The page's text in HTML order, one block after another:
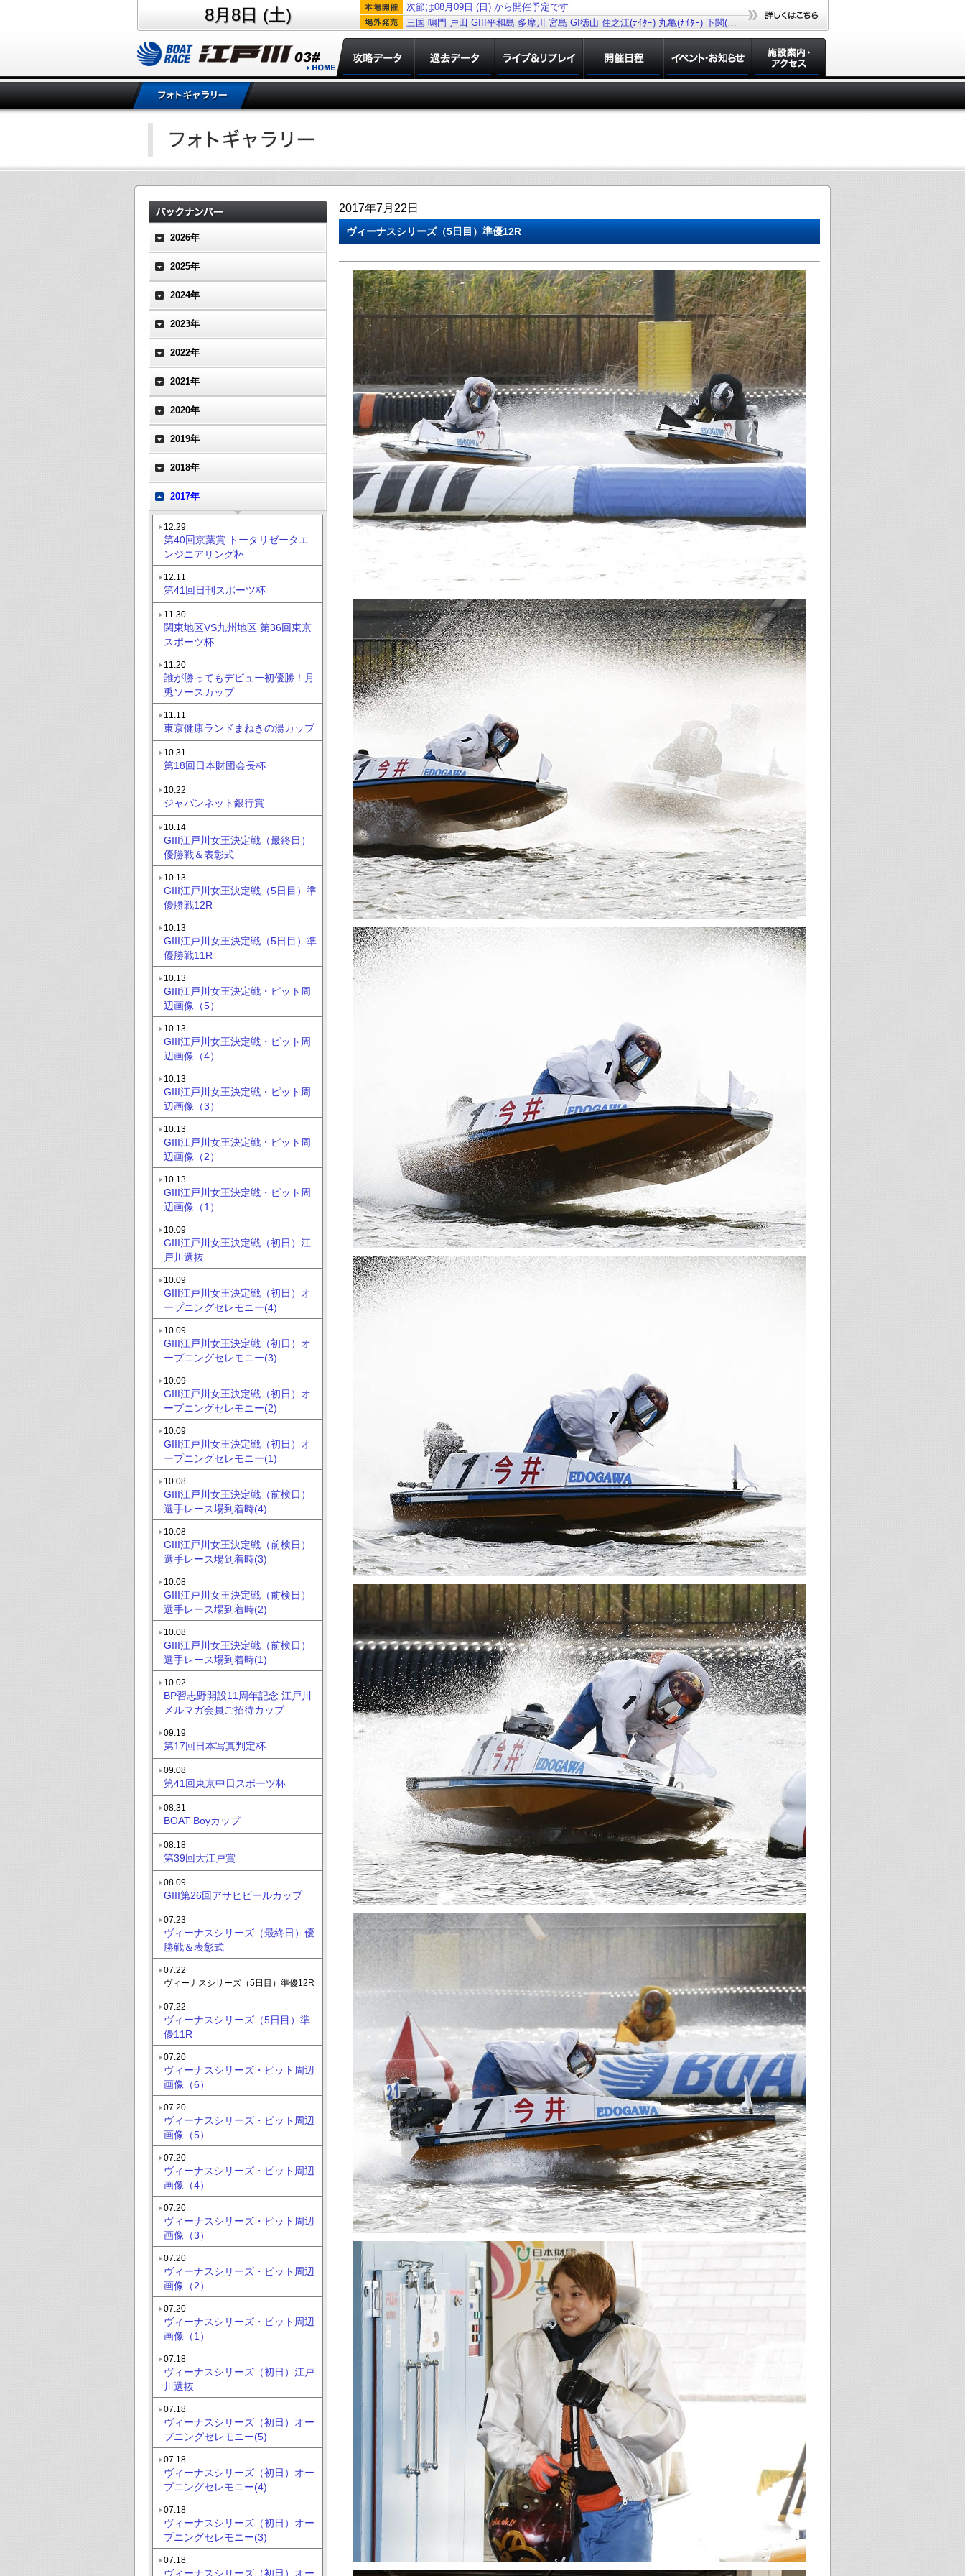
8月8日 (土)
次節は08月09日 (日) から開催予定です
三国 鳴門 戸田 GIII平和島 多摩川 宮島 GI徳山 住之江(ﾅｲﾀｰ) 丸亀(ﾅｲﾀｰ) 下関(ﾅｲﾀｰ) 若松(ﾅｲﾀｰ)
2026年
2025年
2024年
2023年
2022年
2021年
2020年
2019年
2018年
2017年
12.29
第40回京葉賞 トータリゼータエ
ンジニアリング杯
12.11
第41回日刊スポーツ杯
11.30
関東地区VS九州地区 第36回東京
スポーツ杯
11.20
誰が勝ってもデビュー初優勝！月
兎ソースカップ
11.11
東京健康ランドまねきの湯カップ
10.31
第18回日本財団会長杯
10.22
ジャパンネット銀行賞
10.14
GIII江戸川女王決定戦（最終日）
優勝戦＆表彰式
10.13
GIII江戸川女王決定戦（5日目）準
優勝戦12R
10.13
GIII江戸川女王決定戦（5日目）準
優勝戦11R
10.13
GIII江戸川女王決定戦・ピット周
辺画像（5）
10.13
GIII江戸川女王決定戦・ピット周
辺画像（4）
10.13
GIII江戸川女王決定戦・ピット周
辺画像（3）
10.13
GIII江戸川女王決定戦・ピット周
辺画像（2）
10.13
GIII江戸川女王決定戦・ピット周
辺画像（1）
10.09
GIII江戸川女王決定戦（初日）江
戸川選抜
10.09
GIII江戸川女王決定戦（初日）オ
ープニングセレモニー(4)
10.09
GIII江戸川女王決定戦（初日）オ
ープニングセレモニー(3)
10.09
GIII江戸川女王決定戦（初日）オ
ープニングセレモニー(2)
10.09
GIII江戸川女王決定戦（初日）オ
ープニングセレモニー(1)
10.08
GIII江戸川女王決定戦（前検日）
選手レース場到着時(4)
10.08
GIII江戸川女王決定戦（前検日）
選手レース場到着時(3)
10.08
GIII江戸川女王決定戦（前検日）
選手レース場到着時(2)
10.08
GIII江戸川女王決定戦（前検日）
選手レース場到着時(1)
10.02
BP習志野開設11周年記念 江戸川
メルマガ会員ご招待カップ
09.19
第17回日本写真判定杯
09.08
第41回東京中日スポーツ杯
08.31
BOAT Boyカップ
08.18
第39回大江戸賞
08.09
GIII第26回アサヒビールカップ
07.23
ヴィーナスシリーズ（最終日）優
勝戦＆表彰式
07.22
ヴィーナスシリーズ（5日目）準優12R
07.22
ヴィーナスシリーズ（5日目）準
優11R
07.20
ヴィーナスシリーズ・ピット周辺
画像（6）
07.20
ヴィーナスシリーズ・ピット周辺
画像（5）
07.20
ヴィーナスシリーズ・ピット周辺
画像（4）
07.20
ヴィーナスシリーズ・ピット周辺
画像（3）
07.20
ヴィーナスシリーズ・ピット周辺
画像（2）
07.20
ヴィーナスシリーズ・ピット周辺
画像（1）
07.18
ヴィーナスシリーズ（初日）江戸
川選抜
07.18
ヴィーナスシリーズ（初日）オー
プニングセレモニー(5)
07.18
ヴィーナスシリーズ（初日）オー
プニングセレモニー(4)
07.18
ヴィーナスシリーズ（初日）オー
プニングセレモニー(3)
07.18
ヴィーナスシリーズ（初日）オー
2017年7月22日
ヴィーナスシリーズ（5日目）準優12R